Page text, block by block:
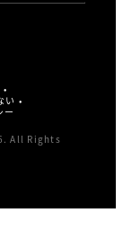
い
ー
All Rights